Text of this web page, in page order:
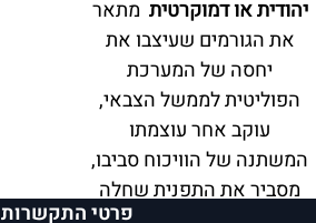
יהודית או דמוקרטית מתאר
את הגורמים שעיצבו את
יחסה של המערכת
הפוליטית לממשל הצבאי,
עוקב אחר עוצמתו
המשתנה של הוויכוח סביבו,
מסביר את התפנית שחלה
פרטי התקשרות